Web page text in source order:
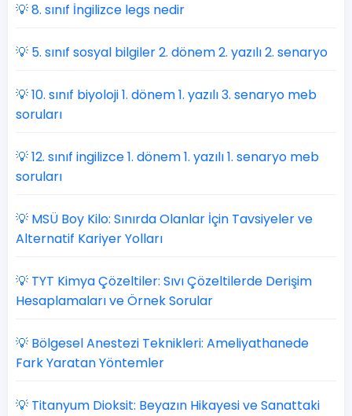
💡 8. sınıf İngilizce legs nedir
💡 5. sınıf sosyal bilgiler 2. dönem 2. yazılı 2. senaryo
💡 10. sınıf biyoloji 1. dönem 1. yazılı 3. senaryo meb
soruları
💡 12. sınıf ingilizce 1. dönem 1. yazılı 1. senaryo meb
soruları
💡 MSÜ Boy Kilo: Sınırda Olanlar İçin Tavsiyeler ve
Alternatif Kariyer Yolları
💡 TYT Kimya Çözeltiler: Sıvı Çözeltilerde Derişim
Hesaplamaları ve Örnek Sorular
💡 Bölgesel Anestezi Teknikleri: Ameliyathanede
Fark Yaratan Yöntemler
💡 Titanyum Dioksit: Beyazın Hikayesi ve Sanattaki